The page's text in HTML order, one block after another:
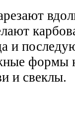
и
формы
и свеклы.